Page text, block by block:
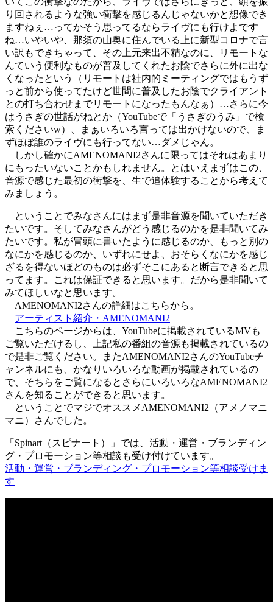
り回されるような強い衝撃を感じるんじゃないかと想像でき
ますねぇ…ってかそう思ってるならライヴにも行けよです
ね…いやいや、那須の山奥に住んでいる上に新型コロナで言
い訳もできちゃって、その上元来出不精なのに、リモートな
んていう便利なものが普及してくれたお陰でさらに外に出な
くなったという（リモートは社内的ミーティングではもうず
っと前から使ってたけど世間に普及したお陰でクライアント
との打ち合わせまでリモートになったもんなぁ）…さらに今
はうさぎの世話がねとか（YouTubeで「うさぎのうみ」で検
索くださいw）、まぁいろいろ言っては出かけないので、ま
ずほぼ誰のライヴにも行ってない…ダメじゃん。
しかし確かにAMENOMANI2さんに限ってはそれはあまり
にもったいないことかもしれません。とはいえまずはこの、
音源で感じた最初の衝撃を、生で追体験することから考えて
みましょう。
ということでみなさんにはまず是非音源を聞いていただき
たいです。そしてみなさんがどう感じるのかを是非聞いてみ
たいです。私が冒頭に書いたように感じるのか、もっと別の
なにかを感じるのか、いずれにせよ、おそらくなにかを感じ
ざるを得ないほどのものは必ずそこにあると断言できると思
ってます。これは保証できると思います。だから是非聞いて
みてほしいなと思います。
AMENOMANI2さんの詳細はこちらから。
アーティスト紹介・AMENOMANI2
こちらのページからは、YouTubeに掲載されているMVも
ご覧いただけるし、上記私の番組の音源も掲載されているの
で是非ご覧ください。またAMENOMANI2さんのYouTubeチ
ャンネルにも、かなりいろいろな動画が掲載されているの
で、そちらをご覧になるとさらにいろいろなAMENOMANI2
さんを知ることができると思います。
ということでマジでオススメAMENOMANI2（アメノマニ
マニ）さんでした。
「Spinart（スピナート）」では、活動・運営・ブランディン
グ・プロモーション等相談も受け付けています。
活動・運営・ブランディング・プロモーション等相談受けま
す